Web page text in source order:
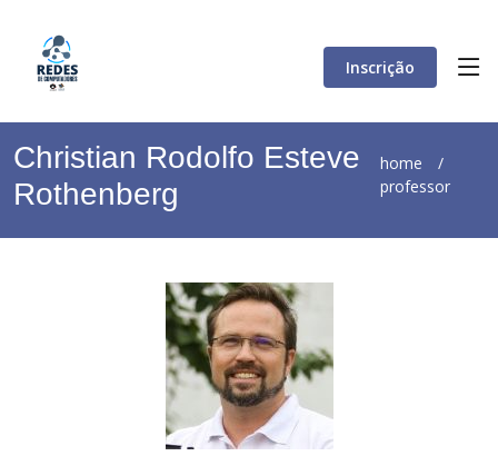
Inscrição
Christian Rodolfo Esteve
Rothenberg
home /
professor